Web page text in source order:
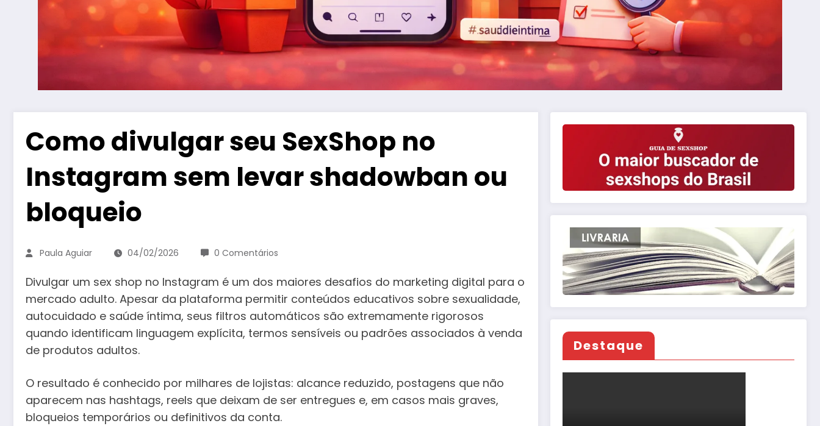
Como divulgar seu SexShop no
Instagram sem levar shadowban ou
bloqueio
Paula Aguiar 04/02/2026 0 Comentários
Divulgar um sex shop no Instagram é um dos maiores desafios do marketing digital para o
mercado adulto. Apesar da plataforma permitir conteúdos educativos sobre sexualidade,
autocuidado e saúde íntima, seus filtros automáticos são extremamente rigorosos
quando identificam linguagem explícita, termos sensíveis ou padrões associados à venda
de produtos adultos.
O resultado é conhecido por milhares de lojistas: alcance reduzido, postagens que não
aparecem nas hashtags, reels que deixam de ser entregues e, em casos mais graves,
bloqueios temporários ou definitivos da conta.
Destaque